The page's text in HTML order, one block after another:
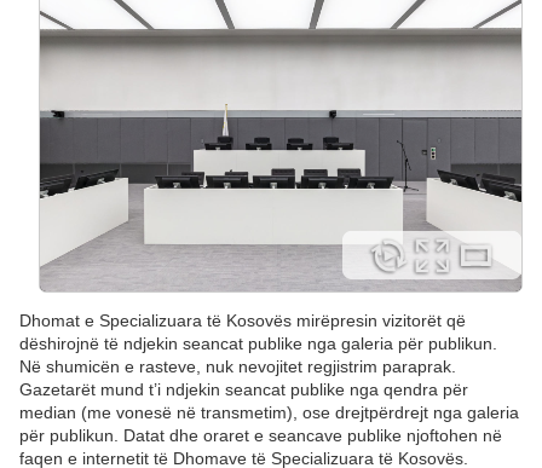
Dhomat e Specializuara të Kosovës mirëpresin vizitorët që
dëshirojnë të ndjekin seancat publike nga galeria për publikun.
Në shumicën e rasteve, nuk nevojitet regjistrim paraprak.
Gazetarët mund t’i ndjekin seancat publike nga qendra për
median (me vonesë në transmetim), ose drejtpërdrejt nga galeria
për publikun. Datat dhe oraret e seancave publike njoftohen në
faqen e internetit të Dhomave të Specializuara të Kosovës.